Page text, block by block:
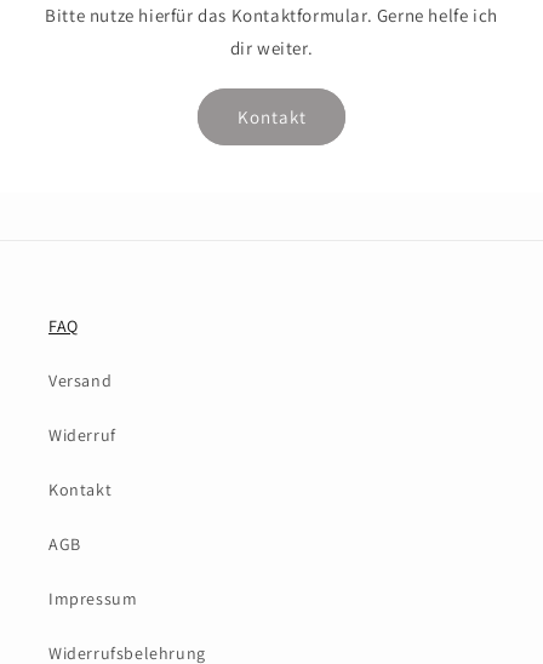
Bitte nutze hierfür das Kontaktformular. Gerne helfe ich
dir weiter.
Kontakt
FAQ
Versand
Widerruf
Kontakt
AGB
Impressum
Widerrufsbelehrung